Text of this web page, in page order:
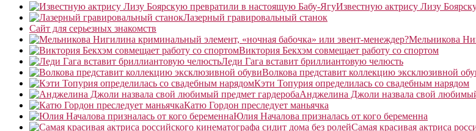
Известную актрису Лизу
Лазерный гравировальный станок
Сайт для серьезных знакомств
Мельникова
Виктория Бекхэм совмещает работу со спортом
Леди Гага вставит бриллиантовую челюсть
Волкова представит коллекцию эксклюзивной
Кэти Топурия определилась со свадебным нарядом
Анджелина Джоли назвала свой
Катю Гордон преследует маньячка
Юлия Началова призналась от кого беременна
Самая красивая актриса